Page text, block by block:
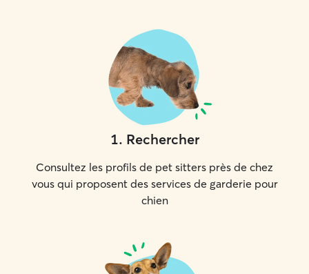
1. Rechercher
Consultez les profils de pet sitters près de chez
vous qui proposent des services de garderie pour
chien